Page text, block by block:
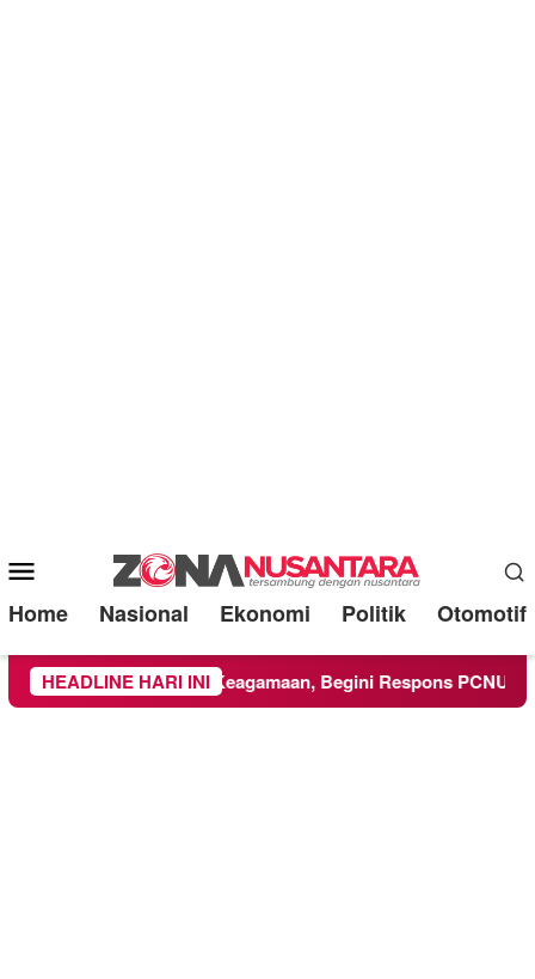
Mobile
Menu
Home Nasional Ekonomi Politik Otomotif
HEADLINE HARI INI
Keagamaan, Begini Respons PCNU dan Kampus